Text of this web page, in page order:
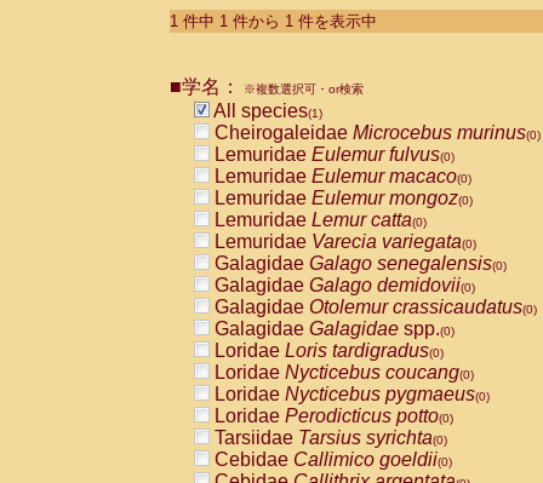
Cebidae Cebus albifrons
CebidaeCebus nigrivittatus
CebidaeCebus
CebidaeSaimiri boliviensis(0)
CebidaeSaimiri sciureus(0)
AtelidaeAlouatta caraya(0)
AtelidaeAlouatta fusca(0)
AtelidaeAlouatta seniculus
AtelidaeAlouattaspp.(0)
AtelidaeAteles belzebuth(0)
AtelidaeAteles geoffroyi(0)
AtelidaeAteles paniscus(0)
AtelidaeAtelesspp.(0)
Atelidae Lagothrix lagothricha
AtelidaeLagothrix lagothricha cana
PitheciidaeCacajao calvus
PitheciidaeCallicebus cupreus
PitheciidaeCallicebus donacophilus
PitheciidaeCallicebus moloch
PitheciidaeCallicebus torquatus
1 件中 1 件から 1 件を表示中
■学名： ※複数選択可・or検索
All species(1)
Cheirogaleidae Microcebus murinus(0)
Lemuridae Eulemur fulvus(0)
Lemuridae Eulemur macaco(0)
Lemuridae Eulemur mongoz(0)
Lemuridae Lemur catta(0)
Lemuridae Varecia variegata(0)
Galagidae Galago senegalensis(0)
Galagidae Galago demidovii(0)
Galagidae Otolemur crassicaudatus(0)
Galagidae Galagidae spp.(0)
Loridae Loris tardigradus(0)
Loridae Nycticebus coucang(0)
Loridae Nycticebus pygmaeus(0)
Loridae Perodicticus potto(0)
Tarsiidae Tarsius syrichta(0)
Cebidae Callimico goeldii(0)